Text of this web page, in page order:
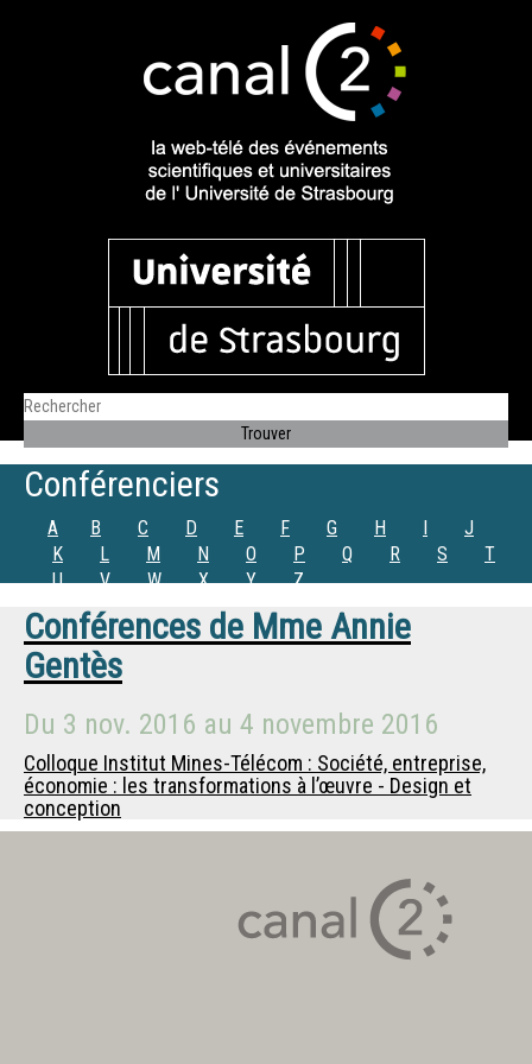
Conférenciers
A B C D E F G H I
J
K
L M N O P Q R S
T
U
V W X Y Z
Conférences de Mme Annie
Gentès
Du 3 nov. 2016 au 4 novembre 2016
Colloque Institut Mines-Télécom : Société, entreprise,
économie : les transformations à l’œuvre - Design et
conception